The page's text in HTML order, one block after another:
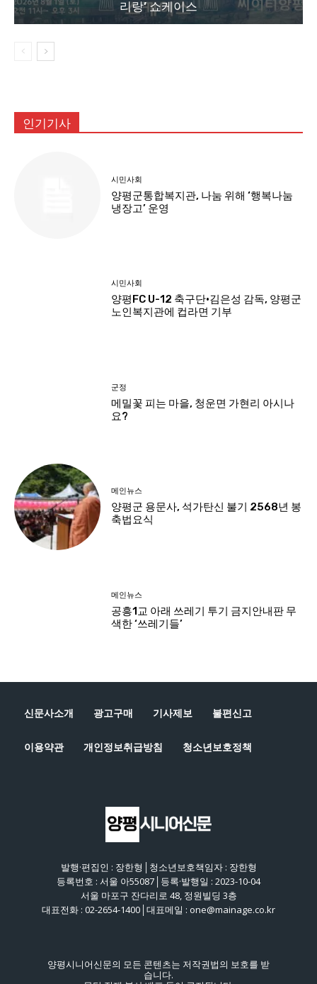
신문사소개 광고구매 기사제보 불편신고
이용약관 개인정보취급방침 청소년보호정책
발행·편집인 : 장한형│청소년보호책임자 : 장한형
등록번호 : 서울 아55087│등록·발행일 : 2023-10-04
서울 마포구 잔다리로 48, 정원빌딩 3층
대표전화 : 02-2654-1400│대표메일 : one@mainage.co.kr
양평시니어신문의 모든 콘텐츠는 저작권법의 보호를 받
습니다.